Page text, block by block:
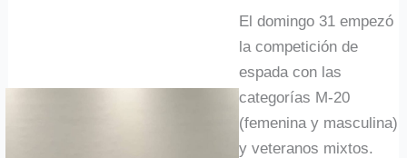
El domingo 31 empezó
la competición de
espada con las
categorías M-20
(femenina y masculina)
y veteranos mixtos.